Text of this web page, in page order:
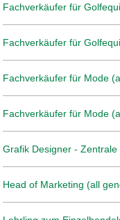
Fachverkäufer für
Fachverkäufer für
Fachverkäufer für Mode
Fachverkäufer für Mode
Grafik Designer -
Head of Marketing (all